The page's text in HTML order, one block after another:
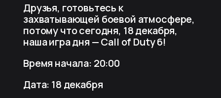
Друзья, готовьтесь к
захватывающей боевой атмосфере,
потому что сегодня, 18 декабря,
наша игра дня — Call of Duty 6!
Время начала: 20:00
Дата: 18 декабря